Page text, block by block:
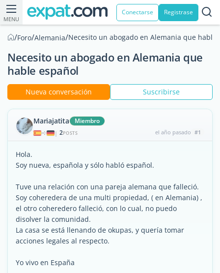
MENU
Conectarse Registrase
/Foro/Alemania/Necesito un abogado en Alemania que hable
Necesito un abogado en Alemania que
hable español
Nueva conversación Suscribirse
Mariajatita Miembro
| 2POSTS el año pasado #1
Hola.
Soy nueva, española y sólo habló español.
Tuve una relación con una pareja alemana que falleció.
Soy coheredera de una multi propiedad, ( en Alemania) ,
el otro coheredero falleció, con lo cual, no puedo
disolver la comunidad.
La casa se está llenando de okupas, y quería tomar
acciones legales al respecto.
Yo vivo en España